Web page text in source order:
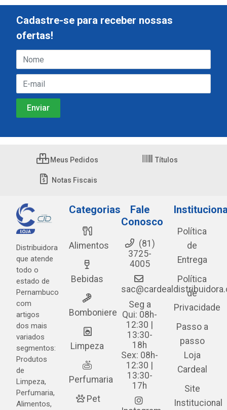
Cadastre-se para receber nossas
ofertas!
Meus Pedidos Títulos
Notas Fiscais
Distribuidora
que atende
todo o
estado de
Pernambuco
com
artigos
dos mais
variados
segmentos:
Produtos
de
Limpeza,
Perfumaria,
Alimentos,
Categorias
Alimentos
Bebidas
Bomboniere
Limpeza
Perfumaria
Pet
Fale
Conosco
(81)
3725-
4005
Seg a
Qui: 08h-
12:30 |
13:30-
18h
Sex: 08h-
12:30 |
13:30-
17h
Política
de
Entrega
Política
de
Privacidade
Passo a
passo
Loja
Cardeal
Site
Institucional